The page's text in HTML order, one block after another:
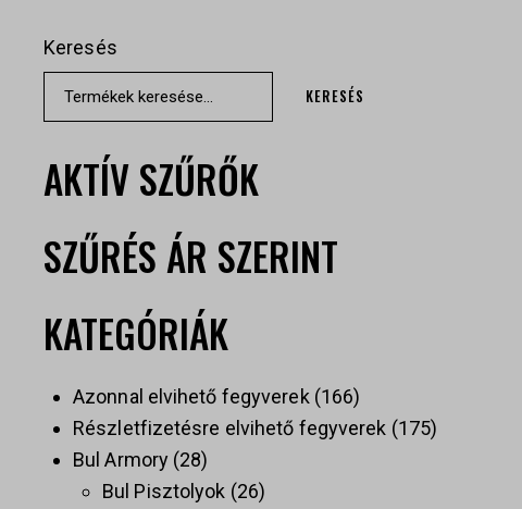
Keresés
KERESÉS
AKTÍV SZŰRŐK
SZŰRÉS ÁR SZERINT
KATEGÓRIÁK
Azonnal elvihető fegyverek 166
Részletfizetésre elvihető fegyverek 175
Bul Armory 28
Bul Pisztolyok 26